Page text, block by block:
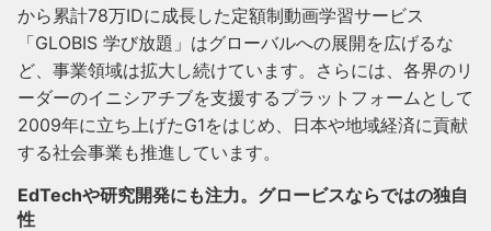
から累計78万IDに成長した定額制動画学習サービス
「GLOBIS 学び放題」はグローバルへの展開を広げるな
ど、事業領域は拡大し続けています。さらには、各界のリ
ーダーのイニシアチブを支援するプラットフォームとして
2009年に立ち上げたG1をはじめ、日本や地域経済に貢献
する社会事業も推進しています。
EdTechや研究開発にも注力。グロービスならではの独自
性